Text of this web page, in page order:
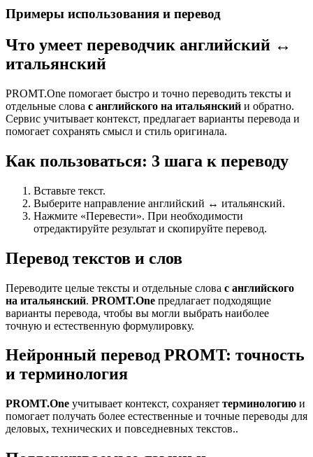
Примеры использования и перевод
Что умеет переводчик английский ↔
итальянский
PROMT.One помогает быстро и точно переводить тексты и
отдельные слова с английского на итальянский и обратно.
Сервис учитывает контекст, предлагает варианты перевода и
помогает сохранять смысл и стиль оригинала.
Как пользоваться: 3 шага к переводу
Вставьте текст.
Выберите направление английский ↔ итальянский.
Нажмите «Перевести». При необходимости
отредактируйте результат и скопируйте перевод.
Перевод текстов и слов
Переводите целые тексты и отдельные слова с английского
на итальянский. PROMT.One предлагает подходящие
варианты перевода, чтобы вы могли выбрать наиболее
точную и естественную формулировку.
Нейронный перевод PROMT: точность
и терминология
PROMT.One учитывает контекст, сохраняет терминологию и
помогает получать более естественные и точные переводы для
деловых, технических и повседневных текстов..